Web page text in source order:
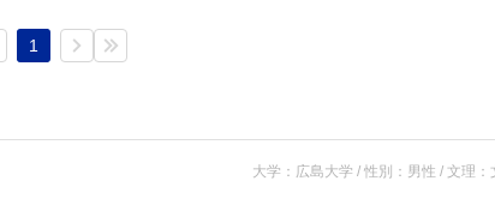
1
大学：広島大学 / 性別：男性 / 文理：